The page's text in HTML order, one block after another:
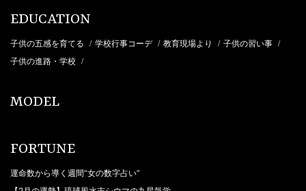
EDUCATION
子供の五感を育てる / 学校行事コーデ / 教育現場より / 子供の習い事 /
子供の進路・学校 /
MODEL
FORTUNE
運命数から導く週間“女の数字占い”